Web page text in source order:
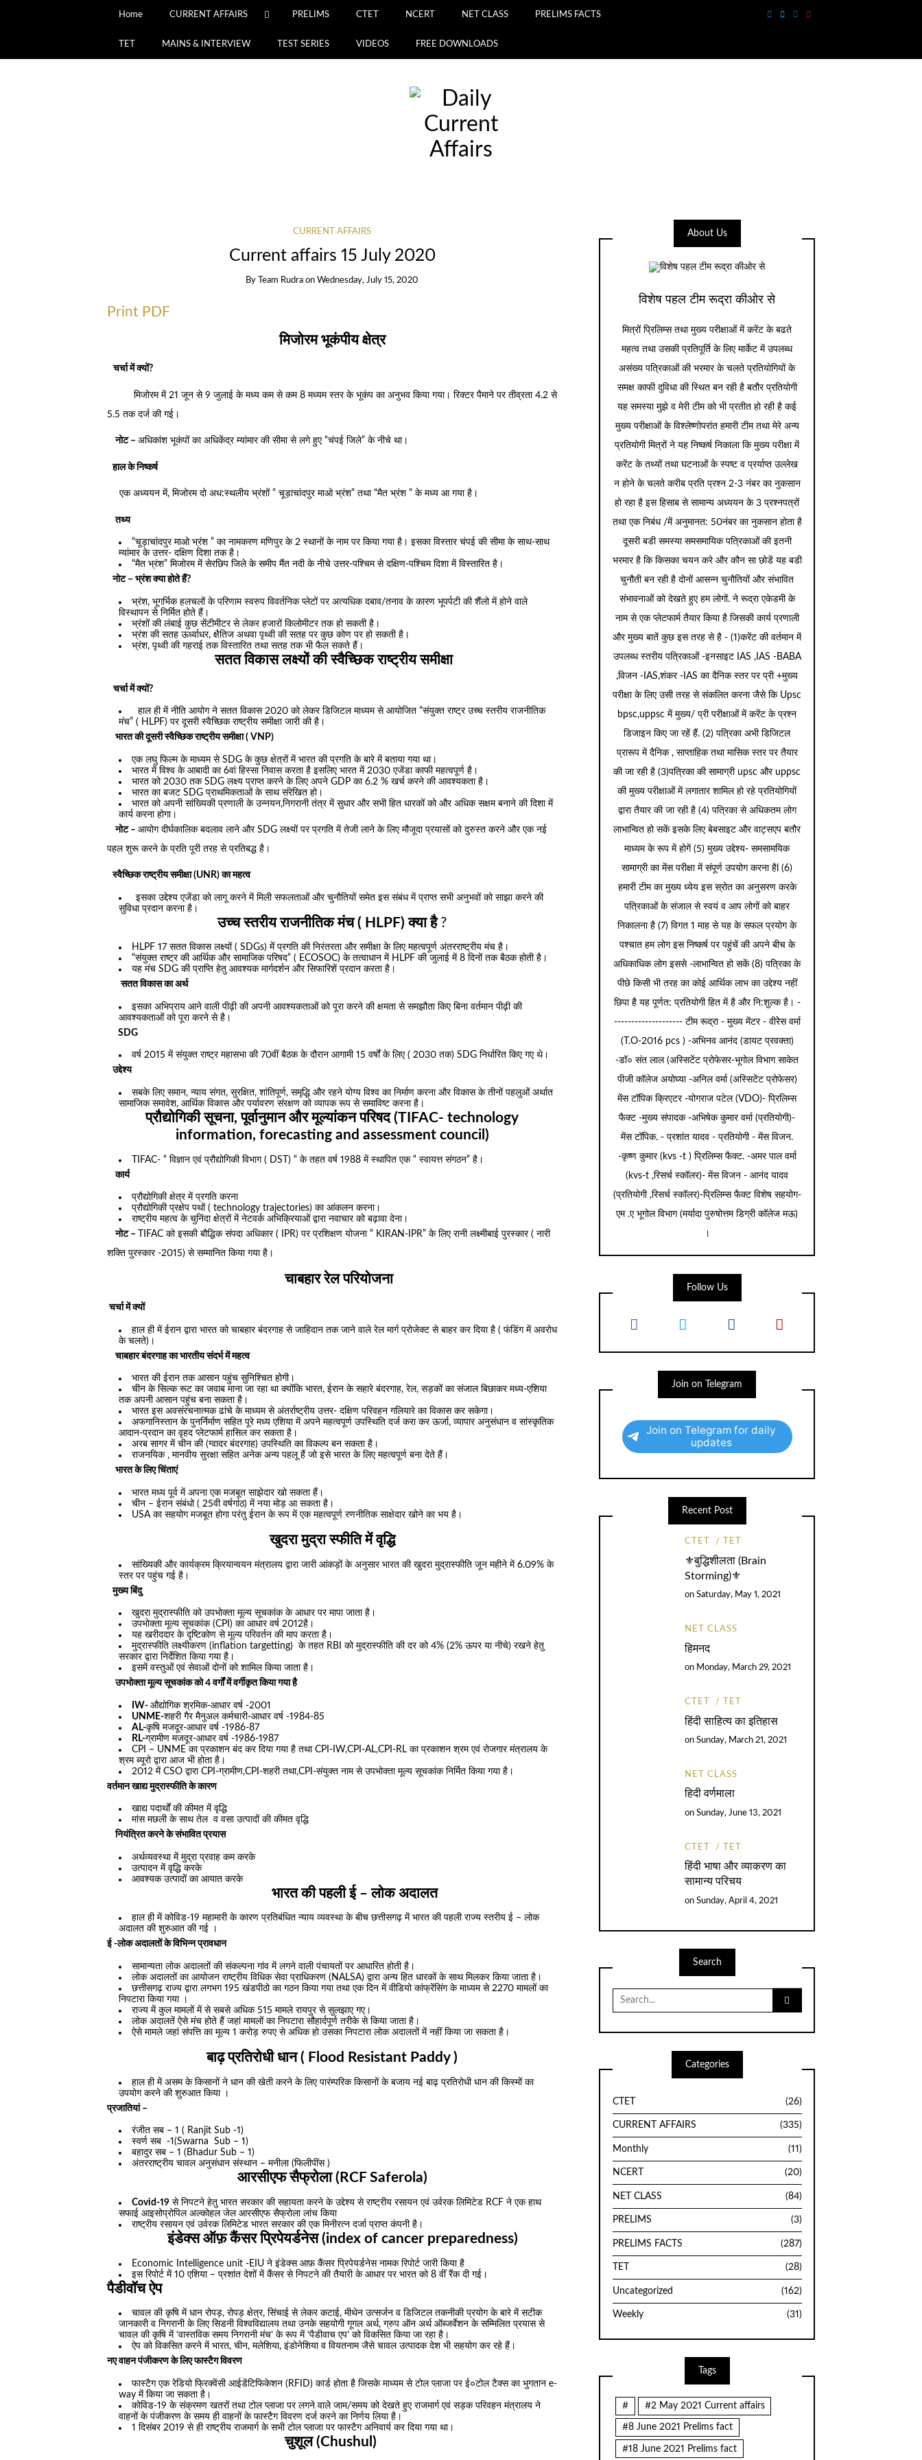
Home CURRENT AFFAIRS PRELIMS CTET NCERT NET CLASS PRELIMS FACTS
TET MAINS & INTERVIEW TEST SERIES VIDEOS FREE DOWNLOADS
CURRENT AFFAIRS
Current affairs 15 July 2020
By Team Rudra onWednesday, July 15, 2020
Print PDF
मिजोरम भूकंपीय क्षेत्र
चर्चा में क्यों?
मिजोरम में 21 जून से 9 जुलाई के मध्य कम से कम 8 मध्यम स्तर के भूकंप का अनुभव किया गया। रिक्टर पैमाने पर तीव्रता 4.2 से
5.5 तक दर्ज की गई।
नोट – अधिकांश भूकंपों का अधिकेंद्र म्यांमार की सीमा से लगे हुए “चंपई जिले” के नीचे था।
हाल के निष्कर्ष
एक अध्ययन में, मिजोरम दो अध:स्थलीय भ्रंशों ” चूड़ाचांदपुर माओ भ्रंश” तथा “मैत भ्रंश ” के मध्य आ गया है।
तथ्य
“चूड़ाचांदपुर माओ भ्रंश ” का नामकरण मणिपुर के 2 स्थानों के नाम पर किया गया है। इसका विस्तार चंपई की सीमा के साथ-साथ
म्यांमार के उत्तर- दक्षिण दिशा तक है।
“मैत भ्रंश” मिजोरम में सेरछिप जिले के समीप मैंत नदी के नीचे उत्तर-पश्चिम से दक्षिण-पश्चिम दिशा में विस्तारित है।
नोट – भ्रंश क्या होते हैं?
भ्रंश, भूगर्भिक हलचलों के परिणाम स्वरुप विवर्तनिक प्लेटों पर अत्यधिक दबाव/तनाव के कारण भूपर्पटी की शैंलो में होने वाले
विस्थापन से निर्मित होते हैं।
भ्रंशों की लंबाई कुछ सेंटीमीटर से लेकर हजारों किलोमीटर तक हो सकती है।
भ्रंश की सतह ऊर्ध्वाधर, क्षैतिज अथवा पृथ्वी की सतह पर कुछ कोण पर हो सकती है।
भ्रंश, पृथ्वी की गहराई तक विस्तारित तथा सतह तक भी फैल सकते हैं।
सतत विकास लक्ष्यों की स्वैच्छिक राष्ट्रीय समीक्षा
चर्चा में क्यों?
हाल ही में नीति आयोग ने सतत विकास 2020 को लेकर डिजिटल माध्यम से आयोजित “संयुक्त राष्ट्र उच्च स्तरीय राजनीतिक
मंच” ( HLPF) पर दूसरी स्वैच्छिक राष्ट्रीय समीक्षा जारी की है।
भारत की दूसरी स्वैच्छिक राष्ट्रीय समीक्षा ( VNP)
एक लघु फिल्म के माध्यम से SDG के कुछ क्षेत्रों में भारत की प्रगति के बारे में बताया गया था।
भारत में विश्व के आबादी का 6वां हिस्सा निवास करता है इसलिए भारत में 2030 एजेंडा काफी महत्वपूर्ण है।
भारत को 2030 तक SDG लक्ष्य प्राप्त करने के लिए अपने GDP का 6.2 % खर्च करने की आवश्यकता है।
भारत का बजट SDG प्राथमिकताओं के साथ संरेखित हो।
भारत को अपनी सांख्यिकी प्रणाली के उन्नयन,निगरानी तंत्र में सुधार और सभी हित धारकों को और अधिक सक्षम बनाने की दिशा में
कार्य करना होगा।
नोट – आयोग दीर्घकालिक बदलाव लाने और SDG लक्ष्यों पर प्रगति में तेजी लाने के लिए मौजूदा प्रयासों को दुरुस्त करने और एक नई
पहल शुरू करने के प्रति पूरी तरह से प्रतिबद्ध है।
स्वैच्छिक राष्ट्रीय समीक्षा (UNR) का महत्व
इसका उद्देश्य एजेंडा को लागू करने में मिली सफलताओं और चुनौतियों समेत इस संबंध में प्राप्त सभी अनुभवों को साझा करने की
सुविधा प्रदान करना है।
उच्च स्तरीय राजनीतिक मंच ( HLPF) क्या है?
HLPF 17 सतत विकास लक्ष्यों ( SDGs) मेंं प्रगति की निरंतरता और समीक्षा के लिए महत्वपूर्ण अंतरराष्ट्रीय मंच है।
“संयुक्त राष्ट्र की आर्थिक और सामाजिक परिषद” ( ECOSOC) के तत्वाधान में HLPF की जुलाई में 8 दिनों तक बैठक होती है।
यह मंच SDG की प्राप्ति हेतु आवश्यक मार्गदर्शन और सिफारिशें प्रदान करता है।
सतत विकास का अर्थ
इसका अभिप्राय आने वाली पीढ़ी की अपनी आवश्यकताओं को पूरा करने की क्षमता से समझौता किए बिना वर्तमान पीढ़ी की
आवश्यकताओं को पूरा करने से है।
SDG
वर्ष 2015 में संयुक्त राष्ट्र महासभा की 70वीं बैठक के दौरान आगामी 15 वर्षों के लिए ( 2030 तक) SDG निर्धारित किए गए थे।
उद्देश्य
सबके लिए समान, न्याय संगत, सुरक्षित, शांतिपूर्ण, समृद्धि और रहने योग्य विश्व का निर्माण करना और विकास के तीनों पहलुओं अर्थात
सामाजिक समावेश, आर्थिक विकास और पर्यावरण संरक्षण को व्यापक रूप से समाविष्ट करना है।
प्रौद्योगिकी सूचना, पूर्वानुमान और मूल्यांकन परिषद (TIFAC- technology
information, forecasting and assessment council)
TIFAC- “ विज्ञान एवं प्रौद्योगिकी विभाग ( DST) “ के तहत वर्ष 1988 में स्थापित एक “ स्वायत्त संगठन” है।
कार्य
प्रौद्योगिकी क्षेत्र में प्रगति करना
प्रौद्योगिकी प्रक्षेप पथों ( technology trajectories) का आंकलन करना।
राष्ट्रीय महत्व के चुनिंदा क्षेत्रों में नेटवर्क अभिक्रियाओं द्वारा नवाचार को बढ़ावा देना।
नोट –
TIFAC को इसकी बौद्धिक संपदा अधिकार ( IPR) पर प्रशिक्षण योजना “ KIRAN-IPR” के लिए रानी लक्ष्मीबाई पुरस्कार ( नारी
शक्ति पुरस्कार -2015) से सम्मानित किया गया है।
चाबहार रेल परियोजना
चर्चा में क्यों
हाल ही में ईरान द्वारा भारत को चाबहार बंदरगाह से जाहिदान तक जाने वाले रेल मार्ग प्रोजेक्ट से बाहर कर दिया है ( फंडिंग में अवरोध
के चलते)।
चाबहार बंदरगाह का भारतीय संदर्भ में महत्व
भारत की ईरान तक आसान पहुंच सुनिश्चित होगी।
चीन के सिल्क रूट का जवाब माना जा रहा था क्योंकि भारत, ईरान के सहारे बंदरगाह, रेल, सड़कों का संजाल बिछाकर मध्य-एशिया
तक अपनी आसान पहुंच बना सकता है।
भारत इस अवसंरचनात्मक ढांचे के माध्यम से अंतर्राष्ट्रीय उत्तर- दक्षिण परिवहन गलियारे का विकास कर सकेगा।
अफगानिस्तान के पुनर्निर्माण सहित पूरे मध्य एशिया में अपने महत्वपूर्ण उपस्थिति दर्ज करा कर ऊर्जा, व्यापार अनुसंधान व सांस्कृतिक
आदान-प्रदान का वृहद प्लेटफार्म हासिल कर सकता है।
अरब सागर में चीन की (ग्वादर बंदरगाह) उपस्थिति का विकल्प बन सकता है।
राजनयिक , मानवीय सुरक्षा सहित अनेक अन्य पहलू हैं जो इसे भारत के लिए महत्वपूर्ण बना देते हैं।
भारत के लिए चिंताएं
भारत मध्य पूर्व में अपना एक मजबूत साझेदार खो सकता हैं।
चीन – ईरान संबंधो ( 25वी वर्षगांठ) में नया मोड़ आ सकता है।
USA का सहयोग मजबूत होगा परंतु ईरान के रूप में एक महत्वपूर्ण रणनीतिक साक्षेदार खोने का भय है।
खुदरा मुद्रा स्फीति में वृद्धि
सांख्यिकी और कार्यक्रम क्रियान्वयन मंत्रालय द्वारा जारी आंकड़ों के अनुसार भारत की खुदरा मुद्रास्फीति जून महीने में 6.09% के
स्तर पर पहुंच गई है।
मुख्य बिंदु
खुदरा मुद्रास्फीति को उपभोक्ता मूल्य सूचकांक के आधार पर मापा जाता है।
उपभोक्ता मूल्य सूचकांक (CPI) का आधार वर्ष 2012है।
यह खरीददार के दृष्टिकोण से मूल्य परिवर्तन की माप करता है।
मुद्रास्फीति लक्ष्यीकरण (inflation targetting) के तहत RBI को मुद्रास्फीति की दर को 4% (2% ऊपर या नीचे) रखने हेतु
सरकार द्वारा निर्देशित किया गया है।
इसमें वस्तुओं एवं सेवाओं दोनों को शामिल किया जाता है।
उपभोक्ता मूल्य सूचकांक को 4 वर्गों में वर्गीकृत किया गया है
IW-औद्योगिक श्रमिक-आधार वर्ष -2001
UNME-शहरी गैर मैनुअल कर्मचारी-आधार वर्ष -1984-85
AL-कृषि मजदूर-आधार वर्ष -1986-87
RL-ग्रामीण मजदूर-आधार वर्ष -1986-1987
CPI – UNME का प्रकाशन बंद कर दिया गया है तथा CPI-IW,CPI-AL,CPI-RL का प्रकाशन श्रम एवं रोजगार मंत्रालय के
श्रम ब्यूरो द्वारा आज भी होता है।
2012 में CSO द्वारा CPI-ग्रामीण,CPI-शहरी तथा,CPI-संयुक्त नाम से उपभोक्ता मूल्य सूचकांक निर्मित किया गया है।
वर्तमान खाद्य मुद्रास्फीति के कारण
खाद्य पदार्थों की कीमत में वृद्धि
मांस मछली के साथ तेल व वसा उत्पादों की कीमत वृद्धि
नियंत्रित करने के संभावित प्रयास
अर्थव्यवस्था में मुद्रा प्रवाह कम करके
उत्पादन में वृद्धि करके
आवश्यक उत्पादों का आयात करके
भारत की पहली ई – लोक अदालत
हाल ही में कोविड-19 महामारी के कारण प्रतिबंधित न्याय व्यवस्था के बीच छत्तीसगढ़ में भारत की पहली राज्य स्तरीय ई – लोक
अदालत की शुरुआत की गई ।
ई -लोक अदालतों के विभिन्न प्रावधान
सामान्यता लोक अदालतों की संकल्पना गांव में लगने वाली पंचायतों पर आधारित होती है।
लोक अदालतों का आयोजन राष्ट्रीय विधिक सेवा प्राधिकरण (NALSA) द्वारा अन्य हित धारकों के साथ मिलकर किया जाता है।
छत्तीसगढ़ राज्य द्वारा लगभग 195 खंडपीठो का गठन किया गया तथा एक दिन में वीडियो कांफ्रेंसिंग के माध्यम से 2270 मामलों का
निपटारा किया गया ।
राज्य में कुल मामलों में से सबसे अधिक 515 मामले रायपुर से सुलझाए गए।
लोक अदालतें ऐसे मंच होते हैं जहां मामलों का निपटारा सौहार्दपूर्ण तरीके से किया जाता है।
ऐसे मामले जहां संपत्ति का मूल्य 1 करोड़ रुपए से अधिक हो उसका निपटारा लोक अदालतों में नहीं किया जा सकता है।
बाढ़ प्रतिरोधी धान ( Flood Resistant Paddy )
हाल ही में असम के किसानों ने धान की खेती करने के लिए पारंम्परिक किसानों के बजाय नई बाढ़ प्रतिरोधी धान की किस्मों का
उपयोग करने की शुरुआत किया ।
प्रजातियां –
रंजीत सब – 1 ( Ranjit Sub -1)
स्वर्ण सब -1(Swarna Sub – 1)
बहादुर सब – 1 (Bhadur Sub – 1)
अंतरराष्ट्रीय चावल अनुसंधान संस्थान – मनीला (फिलीपींस )
आरसीएफ सैफ्रोला (RCF Saferola)
Covid-19 से निपटने हेतु भारत सरकार की सहायता करने के उद्देश्य से राष्ट्रीय रसायन एवं उर्वरक लिमिटेड RCF ने एक हाथ
सफाई आइसोप्रोपिल अल्कोहल जेल आरसीएफ सैफ्रोला लांच किया
राष्ट्रीय रसायन एवं उर्वरक लिमिटेड भारत सरकार की एक मिनीरत्न दर्जा प्राप्त कंपनी है।
इंडेक्स ऑफ़ कैंसर प्रिपेयर्डनेस (index of cancer preparedness)
Economic Intelligence unit -EIU ने इंडेक्स आफ़ कैंसर प्रिपेयर्डनेस नामक रिपोर्ट जारी किया है
इस रिपोर्ट में 10 एशिया – प्रशांत देशों में कैंसर से निपटने की तैयारी के आधार पर भारत को 8 वीं रैंक दी गई।
पैडीवॉच ऐप
चावल की कृषि में धान रोपड़, रोपड़ क्षेत्र, सिंचाई से लेकर कटाई, मीथेन उत्सर्जन व डिजिटल तकनीकी प्रयोग के बारे में सटीक
जानकारी व निगरानी के लिए सिडनी विश्वविद्यालय तथा उनके सहयोगी गूगल अर्थ, ग्रुप ऑन अर्थ ऑब्जर्वेशन के सम्मिलित प्रयास से
चावल की कृषि में ‘वास्तविक समय निगरानी मंच’ के रूप में ‘पैडीवाच एप’ को विकसित किया जा रहा है।
ऐप को विकसित करने में भारत, चीन, मलेशिया, इंडोनेशिया व वियतनाम जैसे चावल उत्पादक देश भी सहयोग कर रहे हैं।
नए वाहन पंजीकरण के लिए फास्टैग विवरण
फास्टैग एक रेडियो फ्रिक्वेंसी आईडेंटिफिकेशन (RFID) कार्ड होता है जिसके माध्यम से टोल प्लाजा पर ई०टोल टैक्स का भुगतान e-
way में किया जा सकता है।
कोविड-19 के संक्रमण खतरों तथा टोल प्लाजा पर लगने वाले जाम/समय को देखते हुए राजमार्ग एवं सड़क परिवहन मंत्रालय ने
वाहनों के पंजीकरण के समय ही वाहनों के फास्टैग विवरण दर्ज करने का निर्णय लिया है।
1 दिसंबर 2019 से ही राष्ट्रीय राजमार्ग के सभी टोल प्लाजा पर फास्टैग अनिवार्य कर दिया गया था।
चुशूल (Chushul)
About Us
विशेष पहल टीम रूद्रा कीओर से
मित्रों प्रिलिम्स तथा मुख्य परीक्षाओं में करेंट के बढते
महत्व तथा उसकी प्रतिपूर्ति के लिए मार्केट में उपलब्ध
असंख्य पत्रिकाओं की भरमार के चलते प्रतियोगियों के
समक्ष काफी दुविधा की स्थित बन रही है बतौर प्रतियोगी
यह समस्या मुझे व मेरी टीम को भी प्रतीत हो रही है कई
मुख्य परीक्षाओं के विश्लेष्णोपरांत हमारी टीम तथा मेरे अन्य
प्रतियोगी मित्रों ने यह निष्कर्ष निकाला कि मुख्य परीक्षा में
करेंट के तथ्यों तथा घटनाओं के स्पष्ट व प्रर्याप्त उल्लेख
न होने के चलते करीब प्रति प्रश्न 2-3 नंबर का नुकसान
हो रहा है इस हिसाब से सामान्य अध्ययन के 3 प्रश्नपत्रों
तथा एक निबंध /में अनुमानत: 50नंबर का नुकसान होता है
दूसरी बडी समस्या समसमायिक पत्रिकाओं की इतनी
भरमार है कि किसका चयन करे और कौन सा छोडें यह बडी
चुनौती बन रही है दोनों आसन्न चुनौतियों और संभावित
संभावनाओं को देखते हुए हम लोगों. ने रूद्रा एकेडमी के
नाम से एक प्लेटफार्म तैयार किया है जिसकी कार्य प्रणाली
और मुख्य बातें कुछ इस तरह से है - (1)करेंट की वर्तमान में
उपलब्ध स्तरीय पत्रिकाओं -इनसाइट IAS ,IAS -BABA
,विजन -IAS,शंकर -IAS का दैनिक स्तर पर प्री +मुख्य
परीक्षा के लिए उसी तरह से संकलित करना जैसे कि Upsc
bpsc,uppsc में मुख्य/ प्री परीक्षाओं में करेंट के प्रश्न
डिजाइन किए जा रहें हैं. (2) पत्रिका अभी डिजिटल
प्रारूप में दैनिक , साप्ताहिक तथा मासिक स्तर पर तैयार
की जा रही है (3)पत्रिका की सामाग्री upsc और uppsc
की मुख्य परीक्षाओं में लगातार शामिल हो रहे प्रतियोगियों
द्वारा तैयार की जा रही है (4) पत्रिका से अधिकतम लोग
लाभान्वित हो सकें इसके लिए बेबसाइट और वाट्सएप बतौर
माध्यम के रूप में होगें (5) मुख्य उद्देश्य- समसामयिक
सामाग्री का मेंस परीक्षा में संपूर्ण उपयोग करना हैl (6)
हमारी टीम का मुख्य ध्येय इस स्रोत का अनुसरण करके
पत्रिकाओं के संजाल से स्वयं व आप लोगों को बाहर
निकालना है (7) विगत 1 माह से यह के सफल प्रयोग के
पश्चात हम लोग इस निष्कर्ष पर पहुंचें की अपने बीच के
अधिकाधिक लोग इससे -लाभान्वित हो सकें (8) पत्रिका के
पीछे किसी भी तरह का कोई आर्थिक लाभ का उद्देश्य नहीं
छिपा है यह पूर्णत: प्रतियोगी हित में है और नि:शुल्क है। -
-------------------- टीम रूद्रा - मुख्य मेंटर - वीरेेस वर्मा
(T.O-2016 pcs ) -अभिनव आनंद (डायट प्रवक्ता)
-डॉ० संत लाल (अस्सिटेंट प्रोफेसर-भूगोल विभाग साकेत
पीजी कॉलेज अयोघ्या -अनिल वर्मा (अस्सिटेंट प्रोफेसर)
मेंस टॉपिक क्रिएटर -योगराज पटेल (VDO)- प्रिलिम्स
फैक्ट -मुख्य संपादक -अभिषेक कुमार वर्मा (प्रतियोगी)-
मेंस टॉपिक. - प्रशांत यादव - प्रतियोगी - मेंस विजन.
-कृष्ण कुमार (kvs -t ) प्रिलिम्स फैक्ट. -अमर पाल वर्मा
(kvs-t ,रिसर्च स्कॉलर)- मेंस विजन - आनंद यादव
(प्रतियोगी ,रिसर्च स्कॉलर)-प्रिलिम्स फैक्ट विशेष सहयोग-
एम .ए भूगोल विभाग (मर्यादा पुरुषोत्तम डिग्री कॉलेज मऊ)
।
Follow Us
Join on Telegram
Join on Telegram for daily
updates
Recent Post
CTET TET
⚜️बुद्धिशीलता (Brain
Storming)⚜️
on Saturday, May 1, 2021
NET CLASS
हिमनद
on Monday, March 29, 2021
CTET TET
हिंदी साहित्य का इतिहास
on Sunday, March 21, 2021
NET CLASS
हिदी वर्णमाला
on Sunday, June 13, 2021
CTET TET
हिंदी भाषा और व्याकरण का
सामान्य परिचय
on Sunday, April 4, 2021
Search
Search
for:
Categories
CTET (26)
CURRENT AFFAIRS (335)
Monthly (11)
NCERT (20)
NET CLASS (84)
PRELIMS (3)
PRELIMS FACTS (287)
TET (28)
Uncategorized (162)
Weekly (31)
Tags
# #2 May 2021 Current affairs
#8 June 2021 Prelims fact
#18 June 2021 Prelims fact